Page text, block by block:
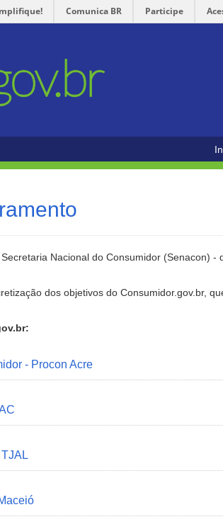
Comunica BR Participe
Nacional do Consumidor (Senacon)
dos objetivos do Consumidor.gov.br,
- Procon Acre